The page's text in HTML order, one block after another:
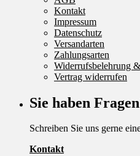
Kontakt
Impressum
Datenschutz
Versandarten
Zahlungsarten
Widerrufsbelehrung
Vertrag widerrufen
Sie haben
Schreiben Sie uns gerne
Kontakt